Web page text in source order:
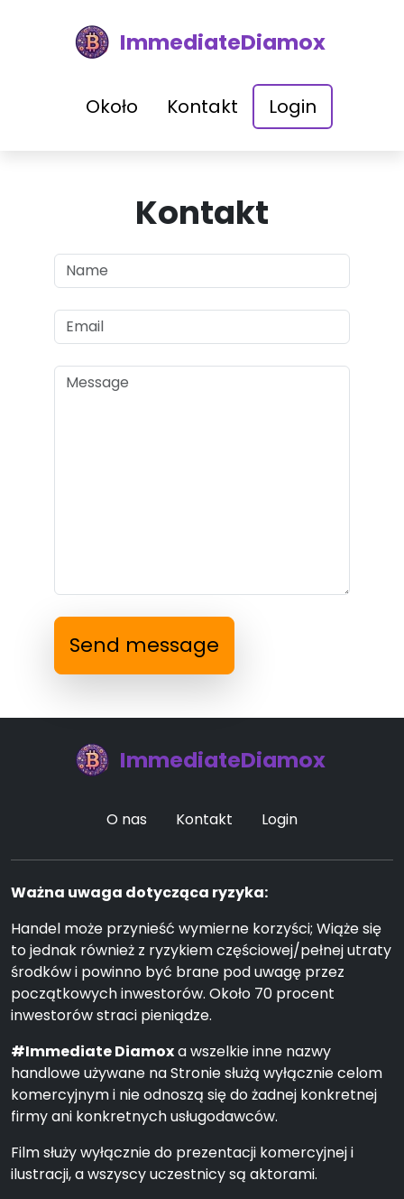
ImmediateDiamox
Około Kontakt Login
Kontakt
Send message
ImmediateDiamox
O nas Kontakt Login
Ważna uwaga dotycząca ryzyka:
Handel może przynieść wymierne korzyści; Wiąże się
to jednak również z ryzykiem częściowej/pełnej utraty
środków i powinno być brane pod uwagę przez
początkowych inwestorów. Około 70 procent
inwestorów straci pieniądze.
#Immediate Diamoxa wszelkie inne nazwy
handlowe używane na Stronie służą wyłącznie celom
komercyjnym i nie odnoszą się do żadnej konkretnej
firmy ani konkretnych usługodawców.
Film służy wyłącznie do prezentacji komercyjnej i
ilustracji, a wszyscy uczestnicy są aktorami.